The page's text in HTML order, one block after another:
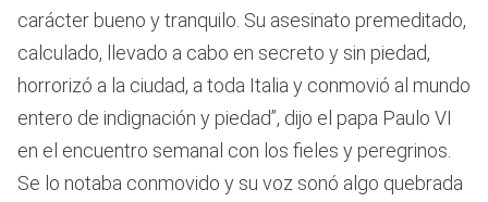
carácter bueno y tranquilo. Su asesinato premeditado,
calculado, llevado a cabo en secreto y sin piedad,
horrorizó a la ciudad, a toda Italia y conmovió al mundo
entero de indignación y piedad”, dijo el papa Paulo VI
en el encuentro semanal con los fieles y peregrinos.
Se lo notaba conmovido y su voz sonó algo quebrada